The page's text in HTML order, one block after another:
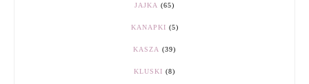
JAJKA (65)
KANAPKI (5)
KASZA (39)
KLUSKI (8)